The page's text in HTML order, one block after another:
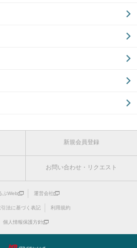
新規会員登録
お問い合わせ・リクエスト
ぶWeb 運営会社
法に基づく表記 利用規約
個人情報保護方針